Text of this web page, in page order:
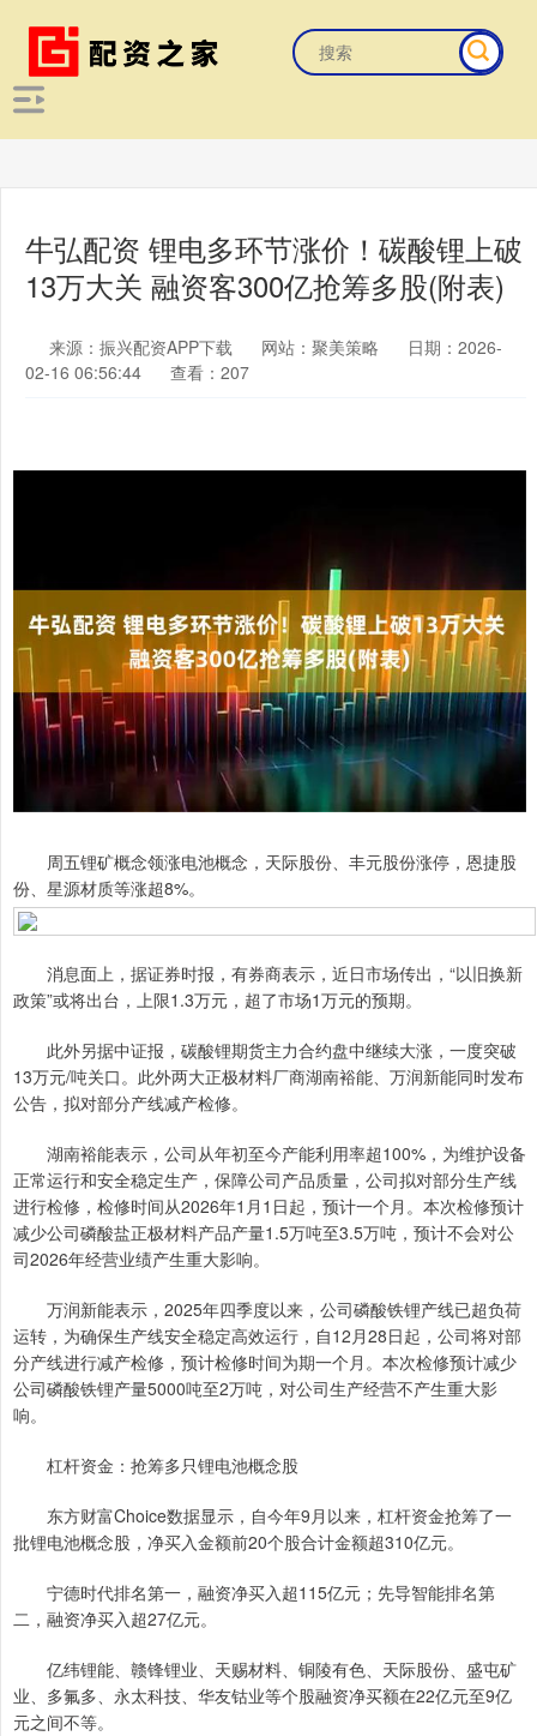
牛弘配资 锂电多环节涨价！碳酸锂上破
13万大关 融资客300亿抢筹多股(附表)
来源：振兴配资APP下载 网站：聚美策略
日期：2026-
02-16 06:56:44
查看：207
周五锂矿概念领涨电池概念，天际股份、丰元股份涨停，恩捷股
份、星源材质等涨超8%。
消息面上，据证券时报，有券商表示，近日市场传出，“以旧换新
政策”或将出台，上限1.3万元，超了市场1万元的预期。
此外另据中证报，碳酸锂期货主力合约盘中继续大涨，一度突破
13万元/吨关口。此外两大正极材料厂商湖南裕能、万润新能同时发布
公告，拟对部分产线减产检修。
湖南裕能表示，公司从年初至今产能利用率超100%，为维护设备
正常运行和安全稳定生产，保障公司产品质量，公司拟对部分生产线
进行检修，检修时间从2026年1月1日起，预计一个月。本次检修预计
减少公司磷酸盐正极材料产品产量1.5万吨至3.5万吨，预计不会对公
司2026年经营业绩产生重大影响。
万润新能表示，2025年四季度以来，公司磷酸铁锂产线已超负荷
运转，为确保生产线安全稳定高效运行，自12月28日起，公司将对部
分产线进行减产检修，预计检修时间为期一个月。本次检修预计减少
公司磷酸铁锂产量5000吨至2万吨，对公司生产经营不产生重大影
响。
杠杆资金：抢筹多只锂电池概念股
东方财富Choice数据显示，自今年9月以来，杠杆资金抢筹了一
批锂电池概念股，净买入金额前20个股合计金额超310亿元。
宁德时代排名第一，融资净买入超115亿元；先导智能排名第
二，融资净买入超27亿元。
亿纬锂能、赣锋锂业、天赐材料、铜陵有色、天际股份、盛屯矿
业、多氟多、永太科技、华友钴业等个股融资净买额在22亿元至9亿
元之间不等。